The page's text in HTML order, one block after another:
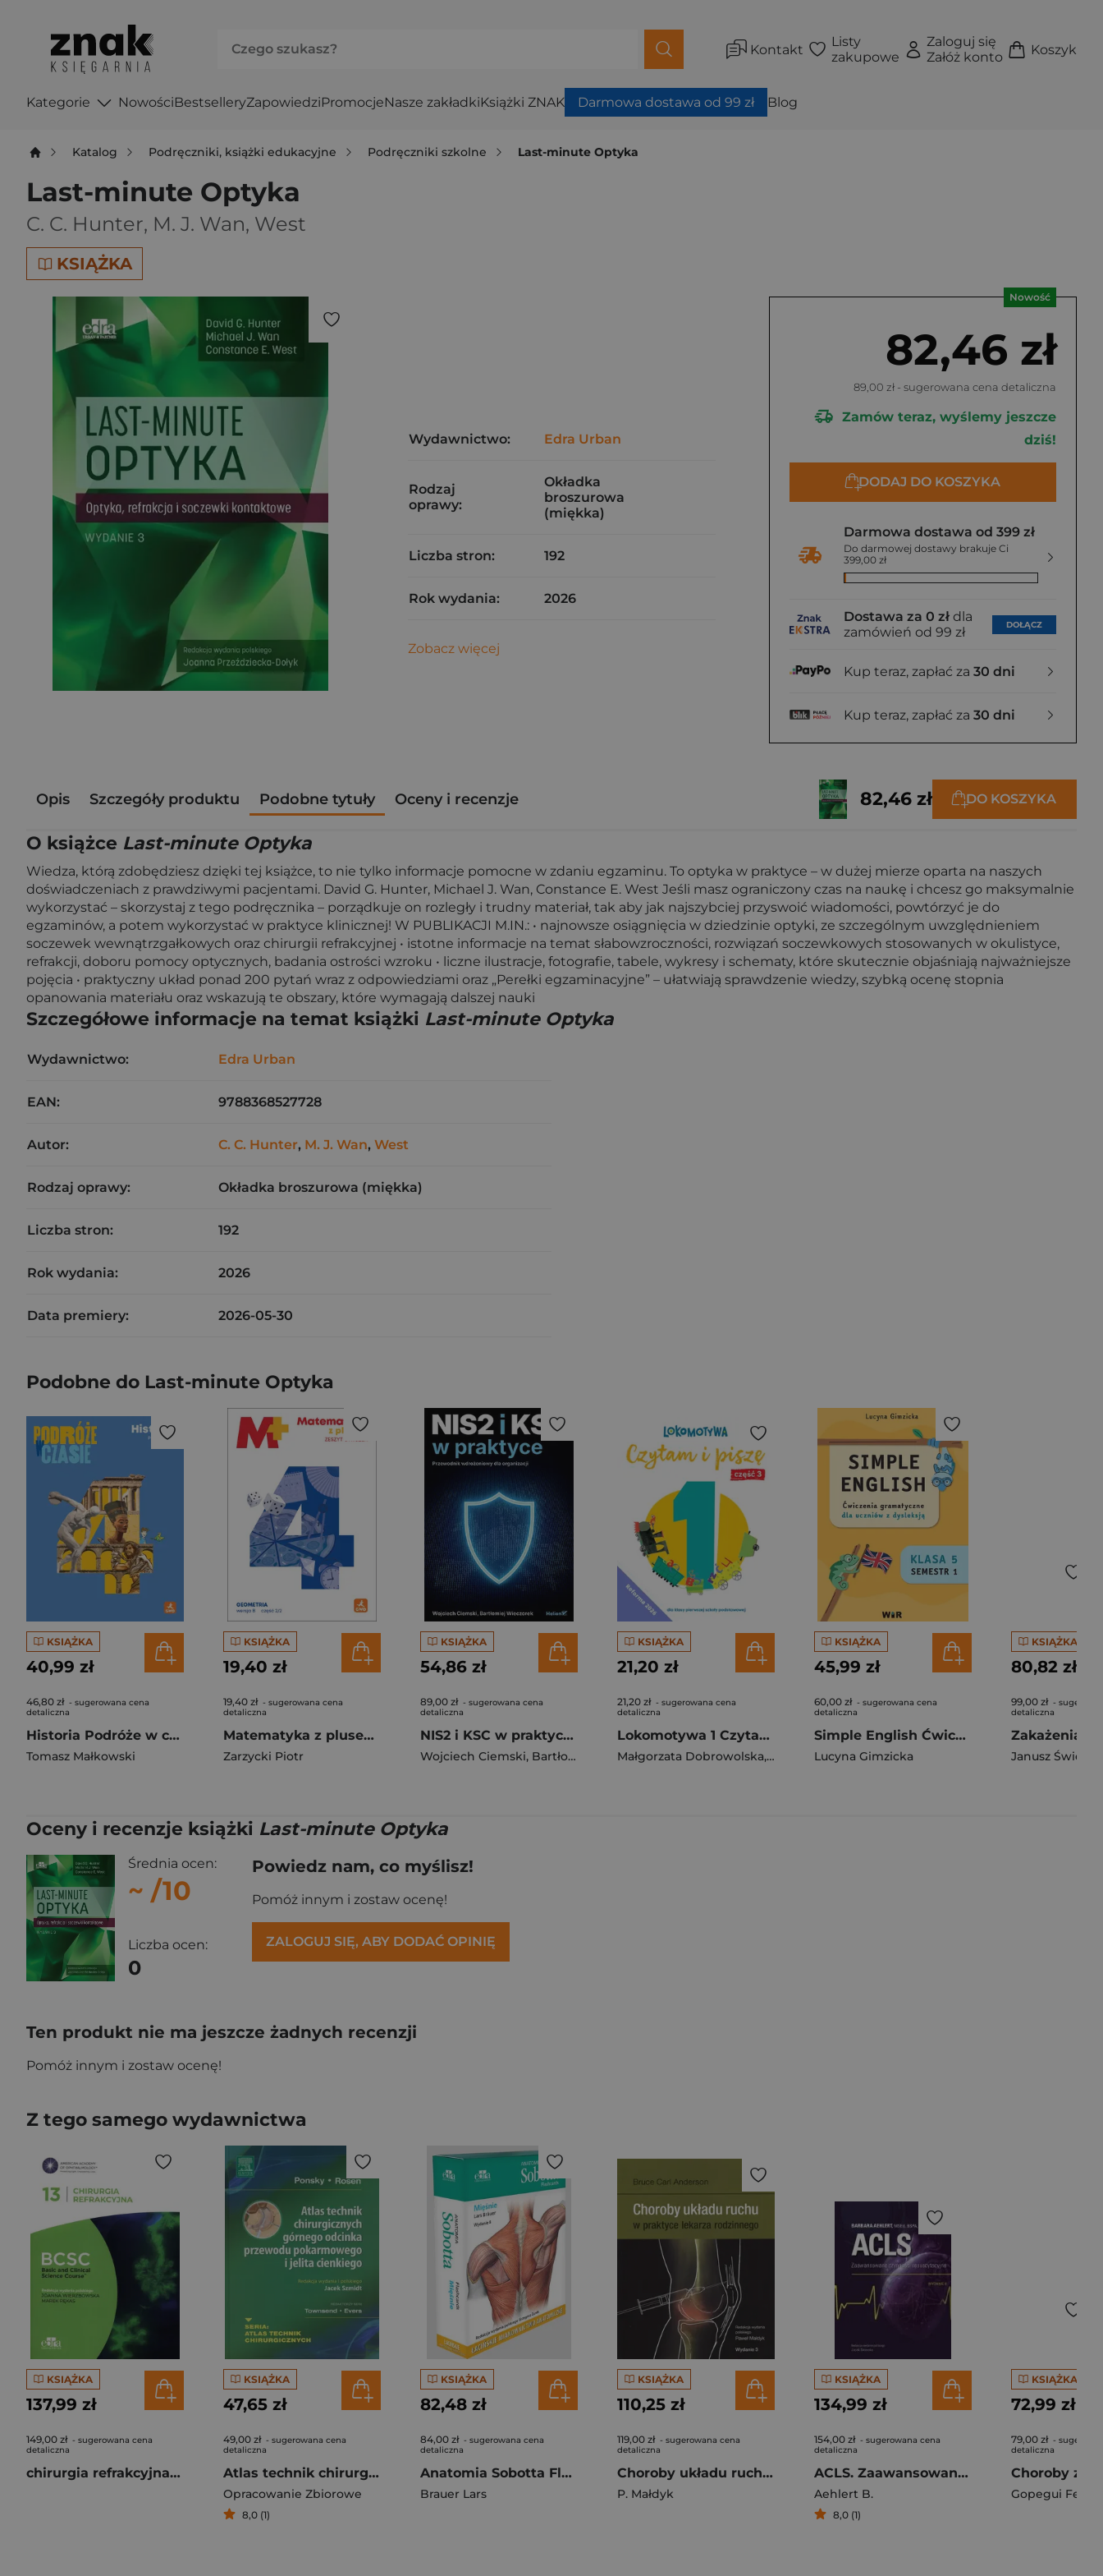
Kontakt
Listy
zakupowe
Zaloguj się
Załóż konto
Koszyk
Kategorie NowościBestselleryZapowiedziPromocjeNasze zakładkiKsiążki ZNAK Darmowa dostawa od 99 zł Blog
Katalog Podręczniki, książki edukacyjne Podręczniki szkolne Last-minute Optyka
Last-minute Optyka
C. C. Hunter, M. J. Wan, West
KSIĄŻKA
Nowość
82,46 zł
89,00 zł - sugerowana cena detaliczna
Zamów teraz, wyślemy jeszcze
dziś!
DODAJ DO KOSZYKA
Darmowa dostawa od 399 zł
Do darmowej dostawy brakuje Ci
399,00 zł
Dostawa za 0 zł dla
zamówień od 99 zł
DOŁĄCZ
Kup teraz, zapłać za 30 dni
Kup teraz, zapłać za 30 dni
Wydawnictwo: Edra Urban
Rodzaj
oprawy:
Okładka
broszurowa
(miękka)
Liczba stron: 192
Rok wydania: 2026
Zobacz więcej
Opis Szczegóły produktu Podobne tytuły Oceny i recenzje 82,46 zł DO KOSZYKA
O książce Last-minute Optyka
Wiedza, którą zdobędziesz dzięki tej książce, to nie tylko informacje pomocne w zdaniu egzaminu. To optyka w praktyce – w dużej mierze oparta na naszych
doświadczeniach z prawdziwymi pacjentami. David G. Hunter, Michael J. Wan, Constance E. West Jeśli masz ograniczony czas na naukę i chcesz go maksymalnie
wykorzystać – skorzystaj z tego podręcznika – porządkuje on rozległy i trudny materiał, tak aby jak najszybciej przyswoić wiadomości, powtórzyć je do
egzaminów, a potem wykorzystać w praktyce klinicznej! W PUBLIKACJI M.IN.: • najnowsze osiągnięcia w dziedzinie optyki, ze szczególnym uwzględnieniem
soczewek wewnątrzgałkowych oraz chirurgii refrakcyjnej • istotne informacje na temat słabowzroczności, rozwiązań soczewkowych stosowanych w okulistyce,
refrakcji, doboru pomocy optycznych, badania ostrości wzroku • liczne ilustracje, fotografie, tabele, wykresy i schematy, które skutecznie objaśniają najważniejsze
pojęcia • praktyczny układ ponad 200 pytań wraz z odpowiedziami oraz „Perełki egzaminacyjne” – ułatwiają sprawdzenie wiedzy, szybką ocenę stopnia
opanowania materiału oraz wskazują te obszary, które wymagają dalszej nauki
Szczegółowe informacje na temat książki Last-minute Optyka
Wydawnictwo: Edra Urban
EAN: 9788368527728
Autor: C. C. Hunter, M. J. Wan, West
Rodzaj oprawy: Okładka broszurowa (miękka)
Liczba stron: 192
Rok wydania: 2026
Data premiery: 2026-05-30
Podobne do Last-minute Optyka
KSIĄŻKA
40,99 zł
46,80 zł - sugerowana cena
detaliczna
Historia Podróże w czasie podręcznik dla klasy 4 szkoły podstawowej EDYCJA 2026
Tomasz Małkowski
KSIĄŻKA
19,40 zł
19,40 zł - sugerowana cena
detaliczna
Matematyka z plusem ćwiczenia Geometria B2/2 dla klasy 4 szkoły podstawowej EDYCJA 2026
Zarzycki Piotr
KSIĄŻKA
54,86 zł
89,00 zł - sugerowana cena
detaliczna
NIS2 i KSC w praktyce. Przewodnik wdrożeniowy dla organizacji
Wojciech Ciemski, Bartłomiej Wieczorek
KSIĄŻKA
21,20 zł
21,20 zł - sugerowana cena
detaliczna
Lokomotywa 1 Czytam i piszę Ćwiczenia cz 3 EDYCJA 2026
Małgorzata Dobrowolska, Barbara Szczawińska,Królikowska-Czarnota Katarzyna
KSIĄŻKA
45,99 zł
60,00 zł - sugerowana cena
detaliczna
Simple English Ćwiczenia z gramatyki dla uczniów z dysleksją klasa 5 semestr 1
Lucyna Gimzicka
KSIĄŻKA
80,82 zł
99,00 zł -
detaliczna
Janusz
Oceny i recenzje książki Last-minute Optyka
Średnia ocen:
~ /10
Liczba ocen:
0
Powiedz nam, co myślisz!
Pomóż innym i zostaw ocenę!
ZALOGUJ SIĘ, ABY DODAĆ OPINIĘ
Ten produkt nie ma jeszcze żadnych recenzji
Pomóż innym i zostaw ocenę!
Z tego samego wydawnictwa
KSIĄŻKA
137,99 zł
149,00 zł - sugerowana cena
detaliczna
chirurgia refrakcyjna 13. BCSC basic and clinical science course
KSIĄŻKA
47,65 zł
49,00 zł - sugerowana cena
detaliczna
Atlas technik chirurgicznych górnego odcinka przewodu pokarmowego i jelita cienkiego
Opracowanie Zbiorowe
8,0 (1)
KSIĄŻKA
82,48 zł
84,00 zł - sugerowana cena
detaliczna
Anatomia Sobotta Flashcards. Mięśnie. Łacińskie mianownictwo anatomiczne
Brauer Lars
KSIĄŻKA
110,25 zł
119,00 zł - sugerowana cena
detaliczna
Choroby układu ruchu w praktyce lekarza rodzinnego
P. Małdyk
KSIĄŻKA
134,99 zł
154,00 zł - sugerowana cena
detaliczna
ACLS. Zaawansowane czynności resuscytacyjne
Aehlert B.
8,0 (1)
KSIĄŻKA
72,99 zł
79,00 zł -
detaliczna
Gopegui